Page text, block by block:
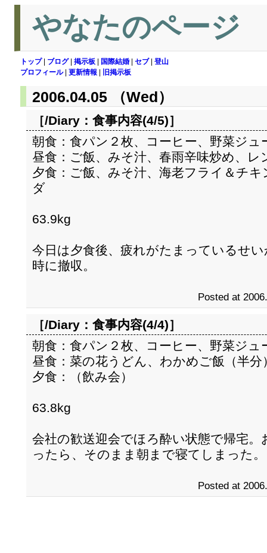
やなたのページ
トップ| ブログ| 掲示板 国際結婚 セブ| 登山
プロフィール| 更新情報 旧掲示板
2006.04.05 （Wed）
［/Diary： 食事内容(4/5)］
朝食：食パン２枚、コーヒー、野菜ジュ
昼食：ご飯、みそ汁、春雨辛味炒め、レ
夕食：ご飯、みそ汁、海老フライ＆チ
ダ
63.9kg
今日は夕食後、疲れがたまっているせ
時に撤収。
Posted at
［/Diary： 食事内容(4/4)］
朝食：食パン２枚、コーヒー、野菜ジュ
昼食：菜の花うどん、わかめご飯（半分
夕食：（飲み会）
63.8kg
会社の歓送迎会でほろ酔い状態で帰宅
ったら、そのまま朝まで寝てしまった。
Posted at